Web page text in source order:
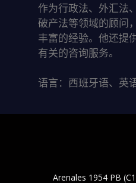
作为行政法、外汇法
破产法等领域的顾问
丰富的经验。他还提
有关的咨询服务。
语言：西班牙语、英
Arenales 1954 PB